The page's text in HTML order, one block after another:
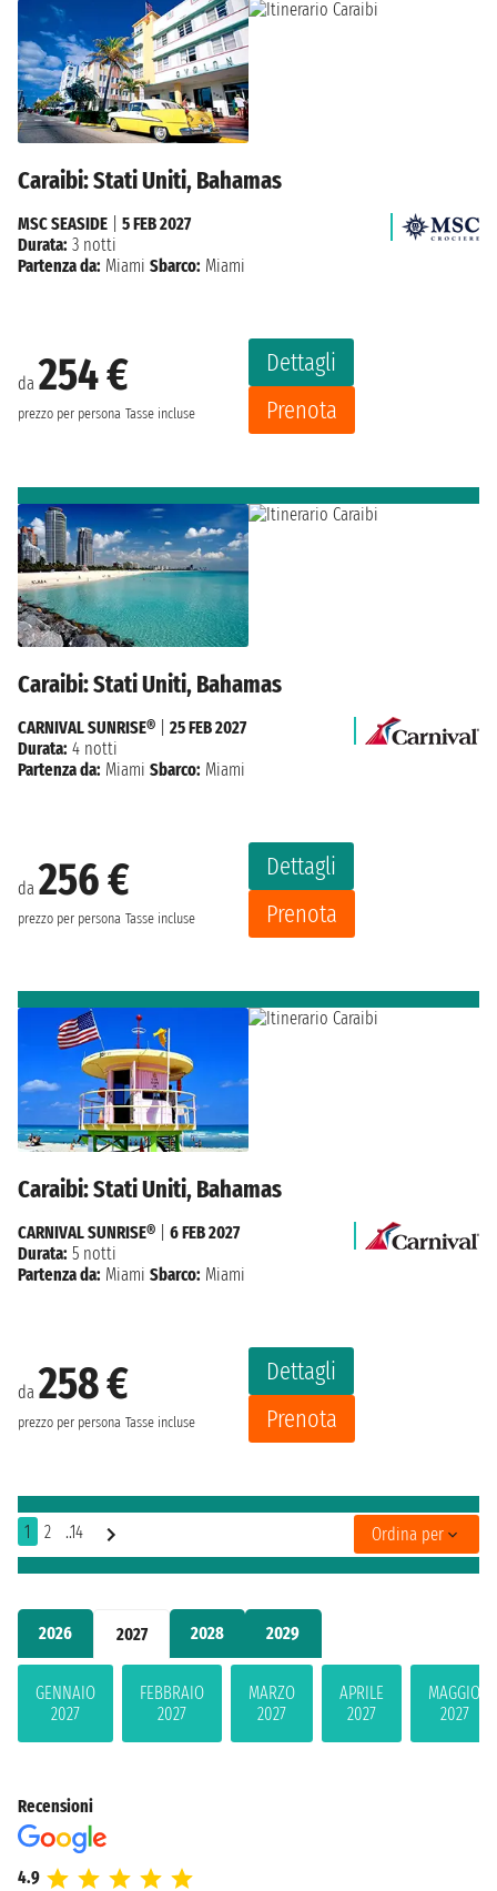
2026 2027 2028 2029
GENNAIO
2027
FEBBRAIO
2027
MARZO
2027
APRILE
2027
MAGGIO
2027
Caraibi: Stati Uniti, Bahamas
da 254 €
prezzo per persona Tasse incluse
Dettagli
Prenota
MSC SEASIDE
5 FEB 2027
Durata: 3 notti
Partenza da: Miami Sbarco: Miami
Caraibi: Stati Uniti, Bahamas
da 256 €
prezzo per persona Tasse incluse
Dettagli
Prenota
CARNIVAL SUNRISE®
25 FEB 2027
Durata: 4 notti
Partenza da: Miami Sbarco: Miami
Caraibi: Stati Uniti, Bahamas
da 258 €
prezzo per persona Tasse incluse
Dettagli
Prenota
CARNIVAL SUNRISE®
6 FEB 2027
Durata: 5 notti
Partenza da: Miami Sbarco: Miami
1 2 ..14 Ordina per
Recensioni
4.9